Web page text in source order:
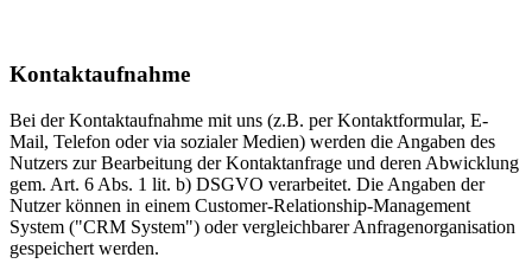
Kontaktaufnahme
Bei der Kontaktaufnahme mit uns (z.B. per Kontaktformular, E-
Mail, Telefon oder via sozialer Medien) werden die Angaben des
Nutzers zur Bearbeitung der Kontaktanfrage und deren Abwicklung
gem. Art. 6 Abs. 1 lit. b) DSGVO verarbeitet. Die Angaben der
Nutzer können in einem Customer-Relationship-Management
System ("CRM System") oder vergleichbarer Anfragenorganisation
gespeichert werden.